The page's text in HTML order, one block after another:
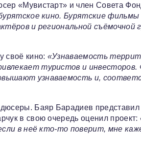
«Мувистарт» и член Совета
кино. Бурятские
и региональной съёмочной
своё кино: «Узнаваемость
туристов и
узнаваемость и,
Баяр Барадиев представил
в свою очередь оценил проект:
в неё кто‑то поверит, мне